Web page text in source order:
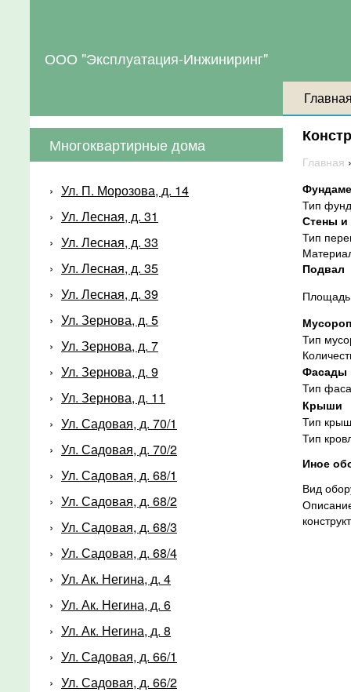
ООО "Эксплуатация-Инжиниринг"
Многоквартирные дома
Ул. П. Морозова, д. 14
Ул. Лесная, д. 31
Ул. Лесная, д. 33
Ул. Лесная, д. 35
Ул. Лесная, д. 39
Ул. Зернова, д. 5
Ул. Зернова, д. 7
Ул. Зернова, д. 9
Ул. Зернова, д. 11
Ул. Садовая, д. 70/1
Ул. Садовая, д. 70/2
Ул. Садовая, д. 68/1
Ул. Садовая, д. 68/2
Ул. Садовая, д. 68/3
Ул. Садовая, д. 68/4
Ул. Ак. Негина, д. 4
Ул. Ак. Негина, д. 6
Ул. Ак. Негина, д. 8
Ул. Садовая, д. 66/1
Ул. Садовая, д. 66/2
Главная
Тип
Стены и
Тип
Подвал
Площадь
Тип
Фасады
Тип
Крыши
Тип
Тип
Иное
Вид